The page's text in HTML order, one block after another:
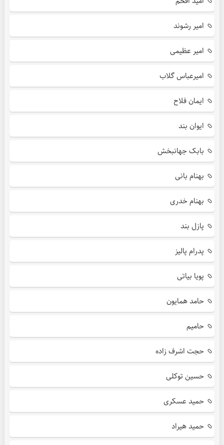
امیر رشوند
امیر عظیمی
امیرعباس گلاب
ایمان فلاح
ایوان بند
بابک جهانبخش
بهنام بانی
بهنام خدری
پازل بند
پدرام پالیز
پویا بیاتی
حامد همایون
حامیم
حجت اشرف زاده
حسین توکلی
حمید عسکری
حمید هیراد